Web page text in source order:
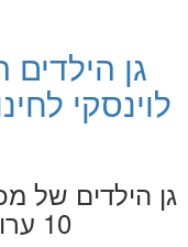
גן
לוינסקי
גן הילדים של
10 ערוץ 10, 29.6.2017